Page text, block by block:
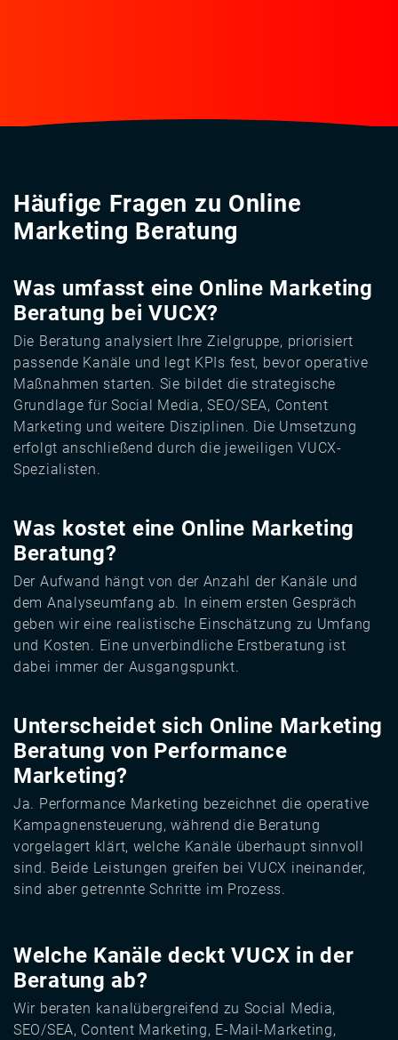
Häufige Fragen zu Online
Marketing Beratung
Was umfasst eine Online Marketing
Beratung bei VUCX?
Die Beratung analysiert Ihre Zielgruppe, priorisiert
passende Kanäle und legt KPIs fest, bevor operative
Maßnahmen starten. Sie bildet die strategische
Grundlage für Social Media, SEO/SEA, Content
Marketing und weitere Disziplinen. Die Umsetzung
erfolgt anschließend durch die jeweiligen VUCX-
Spezialisten.
Was kostet eine Online Marketing
Beratung?
Der Aufwand hängt von der Anzahl der Kanäle und
dem Analyseumfang ab. In einem ersten Gespräch
geben wir eine realistische Einschätzung zu Umfang
und Kosten. Eine unverbindliche Erstberatung ist
dabei immer der Ausgangspunkt.
Unterscheidet sich Online Marketing
Beratung von Performance
Marketing?
Ja. Performance Marketing bezeichnet die operative
Kampagnensteuerung, während die Beratung
vorgelagert klärt, welche Kanäle überhaupt sinnvoll
sind. Beide Leistungen greifen bei VUCX ineinander,
sind aber getrennte Schritte im Prozess.
Welche Kanäle deckt VUCX in der
Beratung ab?
Wir beraten kanalübergreifend zu Social Media,
SEO/SEA, Content Marketing, E-Mail-Marketing,